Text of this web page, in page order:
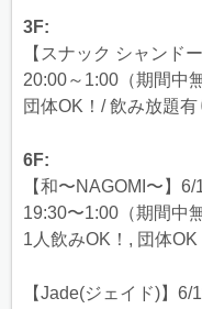
3F:
【スナック シャンド
20:00～1:00（期間中
団体OK！/ 飲み放題有
6F:
【和〜NAGOMI〜】6/
19:30〜1:00（期間中
1人飲みOK！, 団体OK
【Jade(ジェイド)】6/